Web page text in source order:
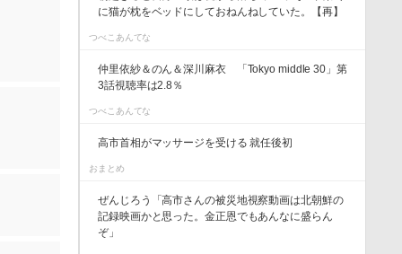
に猫が枕をベッドにしておねんねしていた。【再】
つべこあんてな
仲里依紗＆のん＆深川麻衣 「Tokyo middle 30」第
3話視聴率は2.8％
つべこあんてな
高市首相がマッサージを受ける 就任後初
おまとめ
ぜんじろう「高市さんの被災地視察動画は北朝鮮の
記録映画かと思った。金正恩でもあんなに盛らん
ぞ」